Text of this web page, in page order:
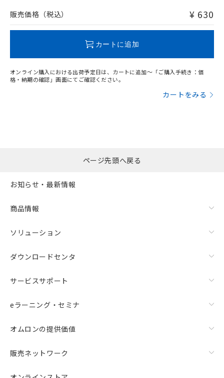
販売価格（税込） ¥ 630
カートに追加
オンライン購入における出荷予定日は、カートに追加～「ご購入手続き：価
格・納期の確認」画面にてご確認ください。
カートをみる
す。
ページ先頭へ戻る
お知らせ・最新情報
商品情報
ソリューション
ダウンロードセンタ
サービスサポート
eラーニング・セミナ
オムロンの提供価値
販売ネットワーク